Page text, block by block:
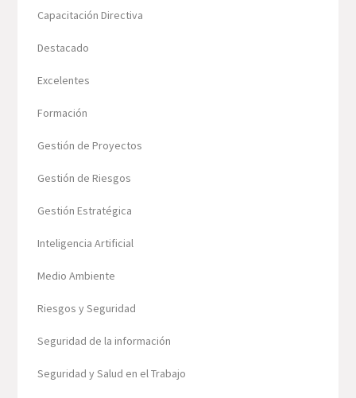
Capacitación Directiva
Destacado
Excelentes
Formación
Gestión de Proyectos
Gestión de Riesgos
Gestión Estratégica
Inteligencia Artificial
Medio Ambiente
Riesgos y Seguridad
Seguridad de la información
Seguridad y Salud en el Trabajo